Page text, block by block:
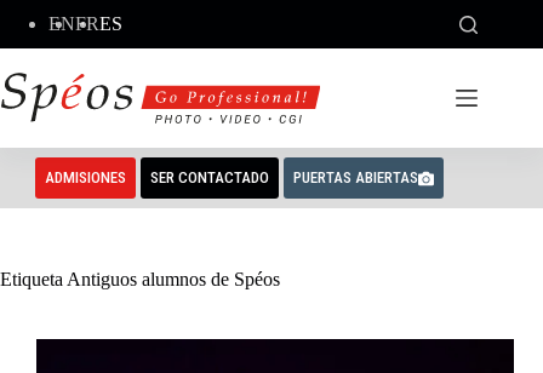
contenido
ENFRES
ADMISIONES SER CONTACTADO PUERTAS ABIERTAS
Etiqueta Antiguos alumnos de Spéos